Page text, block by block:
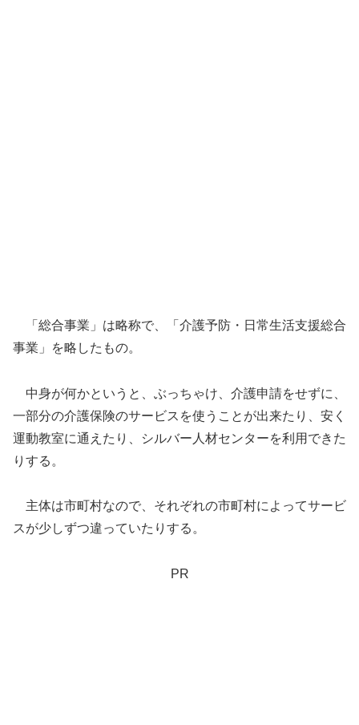
「総合事業」は略称で、「介護予防・日常生活支援総合
事業」を略したもの。
中身が何かというと、ぶっちゃけ、介護申請をせずに、
一部分の介護保険のサービスを使うことが出来たり、安く
運動教室に通えたり、シルバー人材センターを利用できた
りする。
主体は市町村なので、それぞれの市町村によってサービ
スが少しずつ違っていたりする。
PR